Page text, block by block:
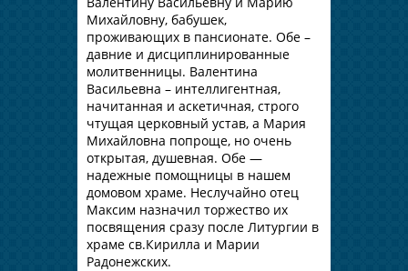
Михайловну, бабушек,
проживающих в пансионате. Обе –
давние и дисциплинированные
молитвенницы. Валентина
Васильевна – интеллигентная,
начитанная и аскетичная, строго
чтущая церковный устав, а Мария
Михайловна попроще, но очень
открытая, душевная. Обе —
надежные помощницы в нашем
домовом храме. Неслучайно отец
Максим назначил торжество их
посвящения сразу после Литургии в
храме св.Кирилла и Марии
Радонежских.